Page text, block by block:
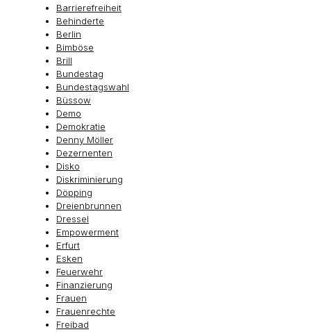
Barrierefreiheit
Behinderte
Berlin
Bimböse
Brill
Bundestag
Bundestagswahl
Büssow
Demo
Demokratie
Denny Möller
Dezernenten
Disko
Diskriminierung
Döpping
Dreienbrunnen
Dressel
Empowerment
Erfurt
Esken
Feuerwehr
Finanzierung
Frauen
Frauenrechte
Freibad